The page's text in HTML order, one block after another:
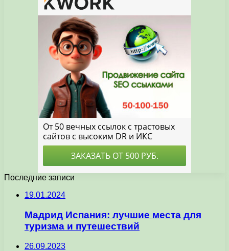
Последние записи
19.01.2024
Мадрид Испания: лучшие места для
туризма и путешествий
26.09.2023